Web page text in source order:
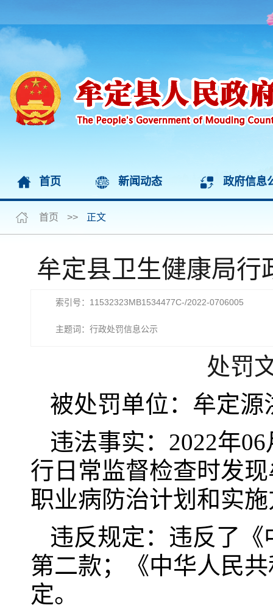
首页 新闻动态 政府信息
首页 >> 正文
牟定县卫生健康局行
索引号：11532323MB1534477C-/2022-0706005
主题词：行政处罚信息公示
处罚
被处罚单位：牟定源
违法事实：2022年
行日常监督检查时发
职业病防治计划和实
违反规定：违反了
第二款；《中华人民
定。